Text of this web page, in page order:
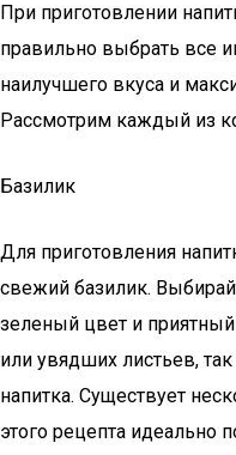
При приготовлении
правильно выбрать все
наилучшего вкуса и
Рассмотрим каждый из
Базилик
Для приготовления
свежий базилик.
зеленый цвет и
или увядших листьев,
напитка. Существует
этого рецепта идеально